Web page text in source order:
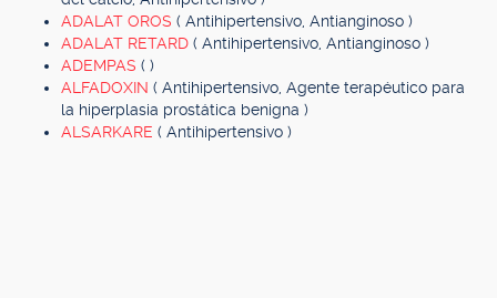
ADALAT OROS ( Antihipertensivo, Antianginoso )
ADALAT RETARD ( Antihipertensivo, Antianginoso )
ADEMPAS ( )
ALFADOXIN ( Antihipertensivo, Agente terapéutico para
la hiperplasia prostática benigna )
ALSARKARE ( Antihipertensivo )